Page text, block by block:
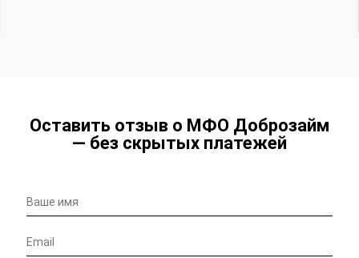
Оставить отзыв о МФО Доброзайм
— без скрытых платежей